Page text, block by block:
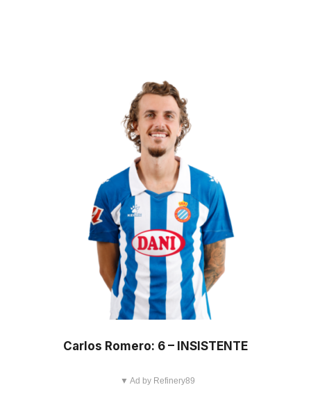
Carlos Romero: 6 – INSISTENTE
▼ Ad by Refinery89